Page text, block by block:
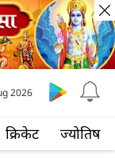
क्रिकेट ज्योतिष
2026